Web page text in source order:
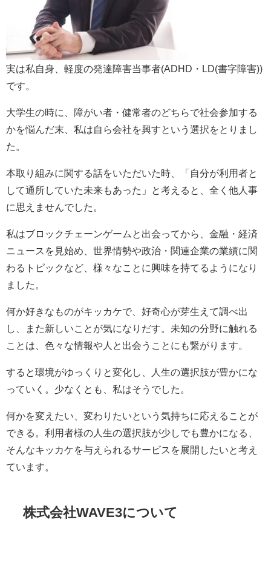
実は私自身、軽度の発達障害当事者(ADHD・LD(書字障害))
です。
大学生の時に、障がい者・健常者のどちらで社会参加する
かを悩んだ末、私は自ら会社を興すという選択をとりまし
た。
本取り組みに関する話をいただいた時、「自分が利用者と
して通所していた未来もあった」と考えると、全く他人事
に思えませんでした。
私はブロックチェーンゲームと出会ってから、金融・経済
ニュースを見始め、世界情勢や政治・関連企業の業績に関
わるトピックなど、様々なことに興味を持てるようになり
ました。
何か好きなものがキッカケで、好奇心が芽生えて調べ出
し、また新しいことが気になりだす。未知の分野に触れる
ことは、色々な情報や人と出会うことにも繋がります。
すると環境がゆっくりと変化し、人生の選択肢が豊かにな
っていく。少なくとも、私はそうでした。
何かを変えたい、変わりたいという気持ちに応えることが
できる。利用者様の人生の選択肢が少しでも豊かになる、
そんなキッカケを与えられるサービスを展開したいと考え
ています。
株式会社WAVE3について